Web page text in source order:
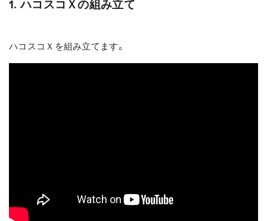
1. ハコスコＸの組み立て
ハコスコＸを組み立てます。